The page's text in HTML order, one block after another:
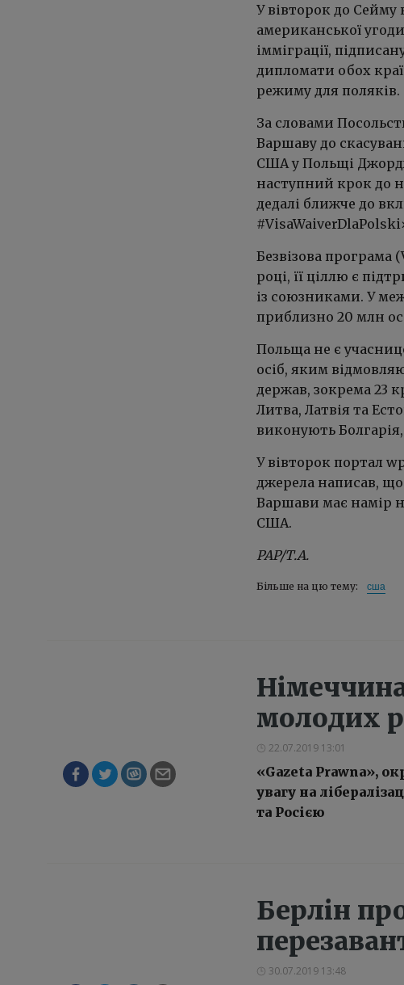
У вівторок до
американської
імміграції,
дипломати обох
режиму для поляків.
За словами
Варшаву до
США у Польщі
наступний крок до
дедалі ближче до
Безвізова програма
році, її ціллю є
із союзниками. У
приблизно 20 млн
Польща не є
осіб, яким
держав, зокрема 23
Литва, Латвія та
виконують Болгарія,
У вівторок портал
джерела написав,
Варшави має намір
США.
PAP/Т.А.
Більше на цю тему: сша
молодих
22.07.2019 13:01
«Gazeta Prawna»,
увагу на
та Росією
Берлін
30.07.2019 13:48